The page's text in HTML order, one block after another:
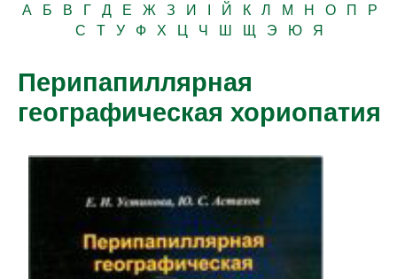
А Б В Г Д Е Ж З И Й К Л М Н О П
Р
С
Т У Ф Х Ц Ч Ш Щ Э Ю Я
Перипапиллярная
географическая хориопатия